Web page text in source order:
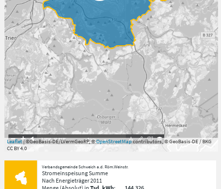
7.059°,49.813° 3km
Leaflet| ©GeoBasis-DE/LVermGeoRP, ©OpenStreetMapcontributors, © GeoBasis-DE / BKG
CC BY 4.0
Verbandsgemeinde Schweich a.d. Röm.Weinstr.
Stromeinspeisung Summe
Nach Energieträger2011